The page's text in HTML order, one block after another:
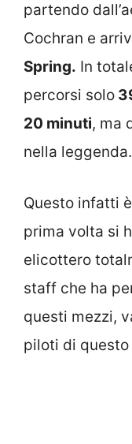
partendo
Cochran e
Spring. In
percorsi solo
20 minuti, ma
nella leggenda.
Questo infatti
prima volta si
elicottero
staff che ha
questi mezzi,
piloti di